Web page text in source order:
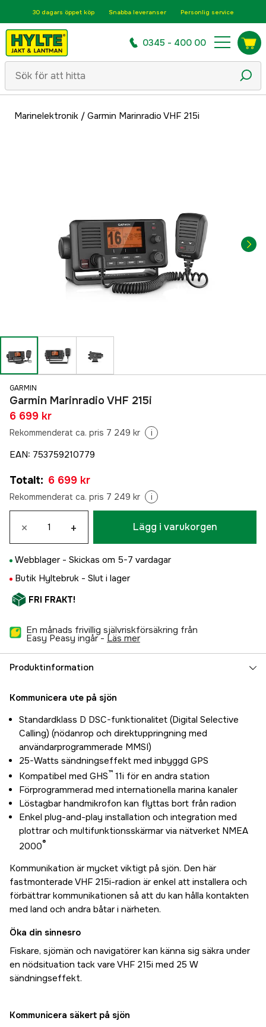
30 dagars öppet köp Snabba leveranser Personlig service
0345 - 400 00
Marinelektronik / Garmin Marinradio VHF 215i
GARMIN
Garmin Marinradio VHF 215i
6 699 kr
Rekommenderat ca. pris 7 249 kr i
EAN: 753759210779
Totalt: 6 699 kr
Rekommenderat ca. pris 7 249 kr i
× + Lägg i varukorgen
Webblager - Skickas om 5-7 vardagar
Butik Hyltebruk - Slut i lager
FRI FRAKT!
En månads frivillig självriskförsäkring från
Easy Peasy ingår - läs mer
Produktinformation
Kommunicera ute på sjön
Standardklass D DSC-funktionalitet (Digital Selective
Calling) (nödanrop och direktuppringning med
användarprogrammerade MMSI)
25-Watts sändningseffekt med inbyggd GPS
Kompatibel med GHS™ 11i för en andra station
Förprogrammerad med internationella marina kanaler
Löstagbar handmikrofon kan flyttas bort från radion
Enkel plug-and-play installation och integration med
plottrar och multifunktionsskärmar via nätverket NMEA
2000®
Kommunikation är mycket viktigt på sjön. Den här
fastmonterade VHF 215i-radion är enkel att installera och
förbättrar kommunikationen så att du kan hålla kontakten
med land och andra båtar i närheten.
Öka din sinnesro
Fiskare, sjömän och navigatörer kan känna sig säkra under
en nödsituation tack vare VHF 215i med 25 W
sändningseffekt.
Kommunicera säkert på sjön